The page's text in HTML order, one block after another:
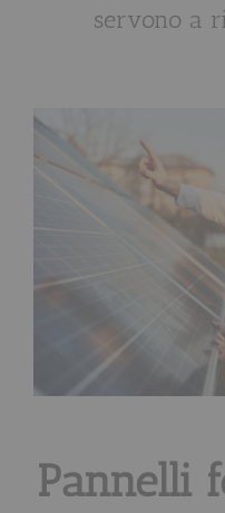
servono a
Pannelli